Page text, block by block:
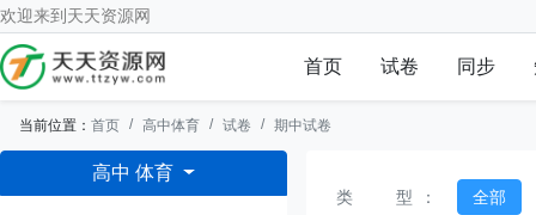
欢迎来到 天天资源网
首页 试卷 同步
当前位置： 首页 高中体育 试卷 期中试卷
高中 体育
类型 ： 全部